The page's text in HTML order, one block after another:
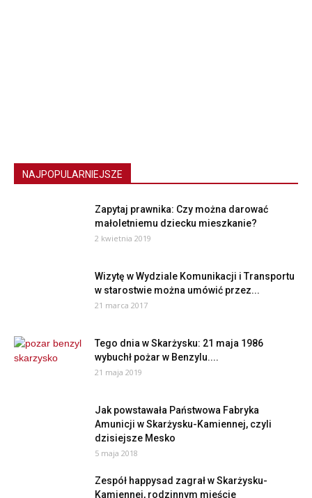
NAJPOPULARNIEJSZE
Zapytaj prawnika: Czy można darować
małoletniemu dziecku mieszkanie?
2 kwietnia 2019
Wizytę w Wydziale Komunikacji i Transportu
w starostwie można umówić przez...
21 marca 2017
Tego dnia w Skarżysku: 21 maja 1986
wybuchł pożar w Benzylu....
21 maja 2019
Jak powstawała Państwowa Fabryka
Amunicji w Skarżysku-Kamiennej, czyli
dzisiejsze Mesko
5 maja 2018
Zespół happysad zagrał w Skarżysku-
Kamiennej, rodzinnym mieście